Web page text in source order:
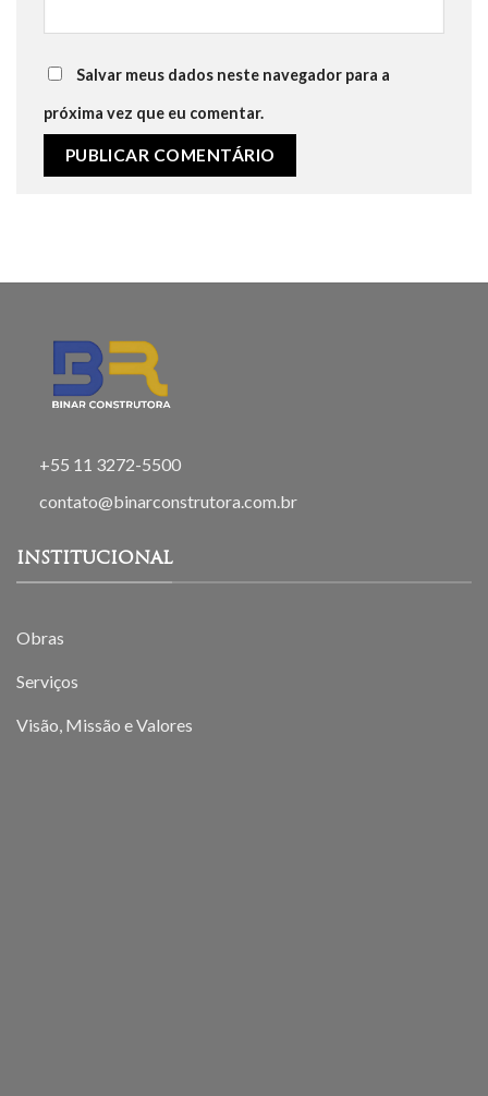
Salvar meus dados neste navegador para a
próxima vez que eu comentar.
+55 11 3272-5500
contato@binarconstrutora.com.br
INSTITUCIONAL
Obras
Serviços
Visão, Missão e Valores